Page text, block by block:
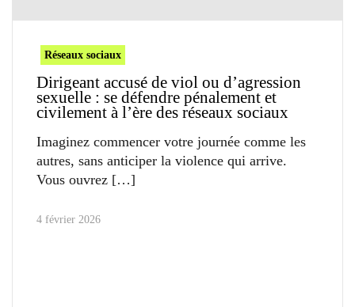
Réseaux sociaux
Dirigeant accusé de viol ou d’agression
sexuelle : se défendre pénalement et
civilement à l’ère des réseaux sociaux
Imaginez commencer votre journée comme les
autres, sans anticiper la violence qui arrive.
Vous ouvrez
4 février 2026